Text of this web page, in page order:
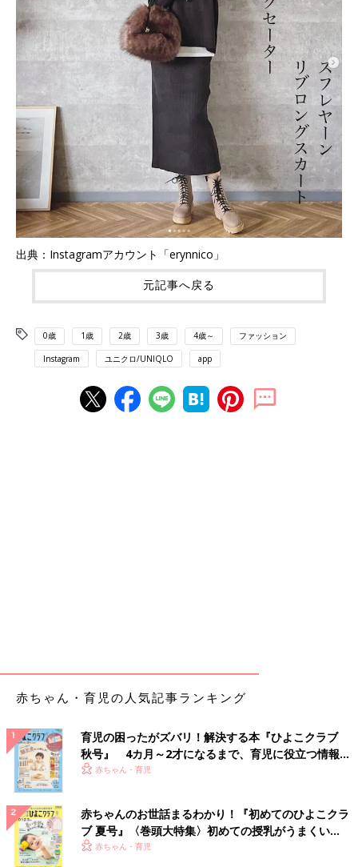
出典：Instagramアカウント「erynnico」
元記事へ戻る
0歳 1歳 2歳 3歳 4歳～ ファッション
Instagram ユニクロ/UNIQLO app
赤ちゃん・育児の人気記事ランキング
育児の困ったがズバリ！解決する本『ひよこクラブ
秋号』 4カ月～2才になるまで、育児に役立つ情報が
いっぱい！
赤ちゃん・育児
赤ちゃんのお世話まるわかり！『初めてのひよこクラ
ブ 夏号』〈巻頭大特集〉初めての授乳がうまくい
く！ おっぱい・ミルクの基本と夏のトラブル 解決テ
赤ちゃん・育児